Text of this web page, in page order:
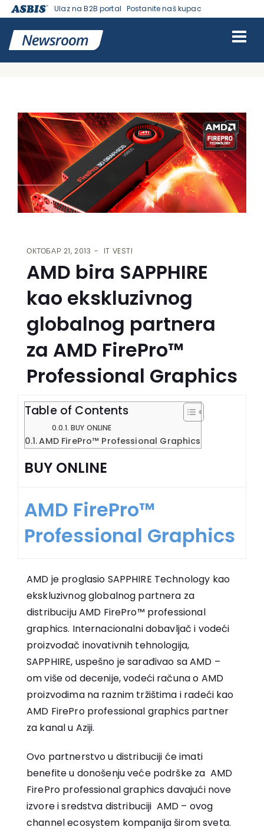
Ulaz na B2B portal Postanite naš kupac
EKSKLUZIVNOG GLOBALNOG PARTNERA ZA AMD FIREPRO™
PROFESSIONAL GRAPHICS
ОКТОБАР 21, 2013 IT VESTI
AMD bira SAPPHIRE
kao ekskluzivnog
globalnog partnera
za AMD FirePro™
Professional Graphics
Table of Contents
BUY ONLINE
AMD FirePro™ Professional Graphics
BUY ONLINE
AMD FirePro™
Professional Graphics
AMD je proglasio SAPPHIRE Technology kao
ekskluzivnog globalnog partnera za
distribuciju AMD FirePro™ professional
graphics. Internacionalni dobavljač i vodeći
proizvođač inovativnih tehnologija,
SAPPHIRE, uspešno je sarađivao sa AMD –
om više od decenije, vodeći računa o AMD
proizvodima na raznim tržištima i radeći kao
AMD FirePro professional graphics partner
za kanal u Aziji.
Ovo partnerstvo u distribuciji će imati
benefite u donošenju veće podrške za AMD
FirePro professional graphics davajući nove
izvore i sredstva distribuciji AMD – ovog
channel ecosystem kompanija širom sveta.